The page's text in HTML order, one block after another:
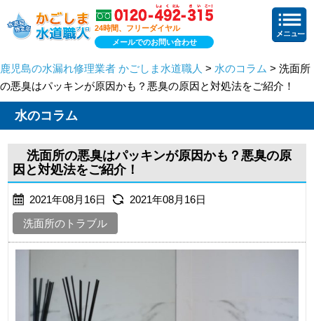
24時間、フリーダイヤル
メールでのお問い合わせ
鹿児島の水漏れ修理業者 かごしま水道職人 > 水のコラム > 洗面所
の悪臭はパッキンが原因かも？悪臭の原因と対処法をご紹介！
水のコラム
洗面所の悪臭はパッキンが原因かも？悪臭の原
因と対処法をご紹介！
2021年08月16日
2021年08月16日
洗面所のトラブル